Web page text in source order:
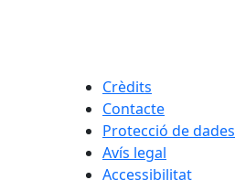
Crèdits
Contacte
Protecció de dades
Avís legal
Accessibilitat